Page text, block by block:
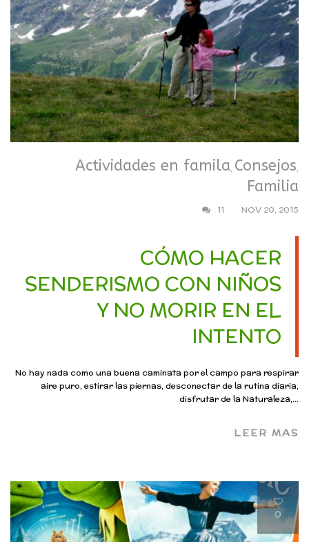
Actividades en famila, Consejos,
Familia
NOV 20, 2015
11
CÓMO HACER
SENDERISMO CON NIÑOS
Y NO MORIR EN EL
INTENTO
No hay nada como una buena caminata por el campo para respirar
aire puro, estirar las piernas, desconectar de la rutina diaria,
disfrutar de la Naturaleza,...
LEER MAS
0